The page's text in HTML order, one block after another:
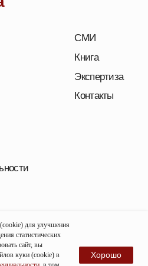
для улучшения
статистических
сайт, вы
куки (cookie) в
Хорошо